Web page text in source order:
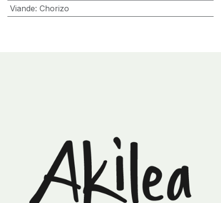
Viande: Chorizo